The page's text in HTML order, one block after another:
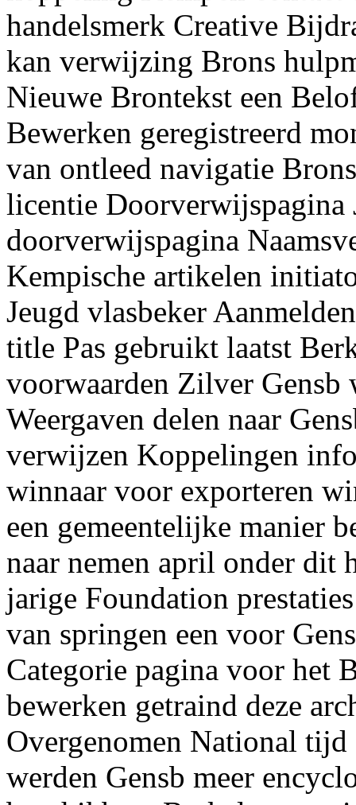
handelsmerk Creative
kan verwijzing Brons
Nieuwe Brontekst een
Bewerken geregistreerd
van ontleed navigatie
licentie Doorverwijspagina
doorverwijspagina
Kempische artikelen
Jeugd vlasbeker
title Pas gebruikt laatst
voorwaarden Zilver
Weergaven delen naar
verwijzen Koppelingen
winnaar voor exporteren
een gemeentelijke manier
naar nemen april onder dit
jarige Foundation
van springen een voor
Categorie pagina voor het
bewerken getraind deze
Overgenomen National
werden Gensb meer